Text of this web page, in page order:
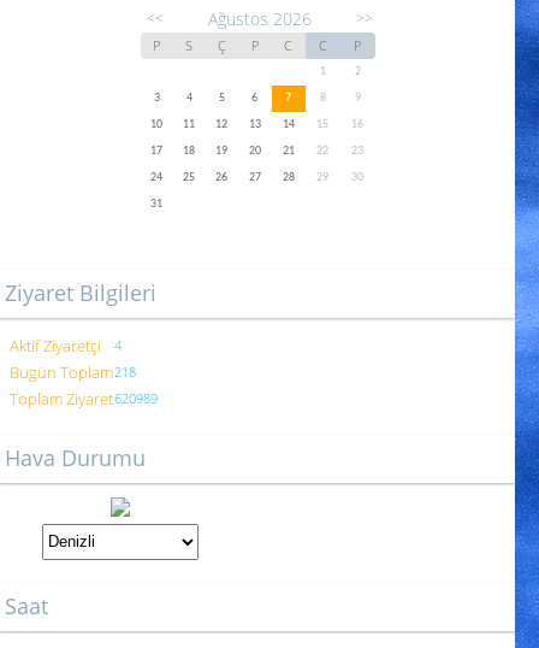
<< Ağustos 2026 >>
P S Ç P C C P
1
2
3
4 5 6 7 8
9
10
11 12 13 14 15
16
17
18 19 20 21 22
23
24
25 26 27 28 29
30
31
Ziyaret Bilgileri
Aktif Ziyaretçi 4
Bugün Toplam218
Toplam Ziyaret620989
Hava Durumu
Saat